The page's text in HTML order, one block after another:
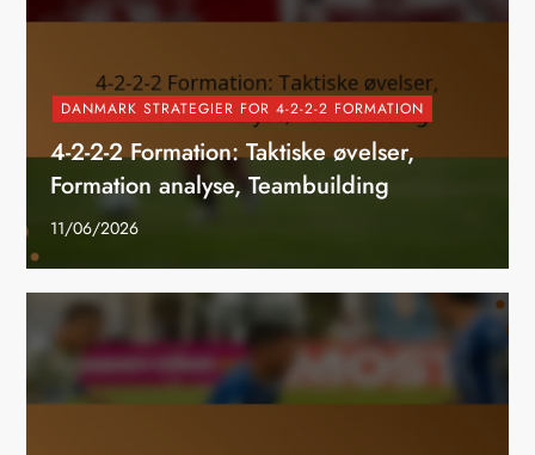
DANMARK STRATEGIER FOR 4-2-2-2 FORMATION
4-2-2-2 Formation: Taktiske øvelser,
Formation analyse, Teambuilding
11/06/2026